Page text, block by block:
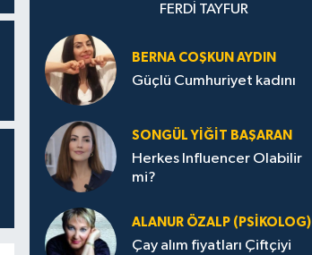
FERDİ TAYFUR
BERNA COŞKUN AYDIN
Güçlü Cumhuriyet kadını
SONGÜL YIĞIT BAŞARAN
Herkes Influencer Olabilir
mi?
ALANUR ÖZALP (PSIKOLOG)
Çay alım fiyatları Çiftçiyi